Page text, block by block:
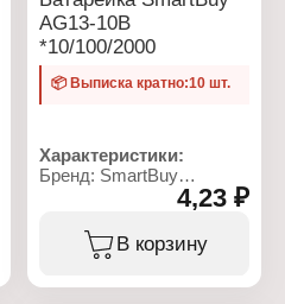
AG13-10B
*10/100/2000
📦 Выписка кратно:10 шт.
Характеристики:
Бренд: SmartBuy
Артикул: SBBB-AG13-
Серия: BUTTON CELLS
Тип товара: Батарейка
4,23 ₽
В корзину